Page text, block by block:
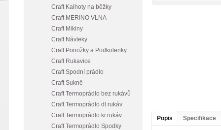
Craft Kalhoty na běžky
Craft MERINO VLNA
Craft Mikiny
Craft Návleky
Craft Ponožky a Podkolenky
Craft Rukavice
Craft Spodní prádlo
Craft Sukně
Craft Termoprádlo bez rukávů
Craft Termoprádlo dl.rukáv
Craft Termoprádlo kr.rukáv
Craft Termoprádlo Spodky
Popis Specifikace